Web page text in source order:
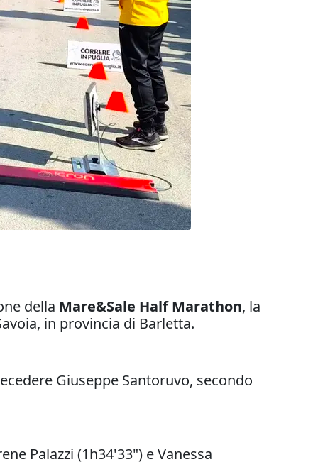
della Mare&Sale Half Marathon, la
in provincia di Barletta.
Giuseppe Santoruvo, secondo
Palazzi (1h34'33") e Vanessa